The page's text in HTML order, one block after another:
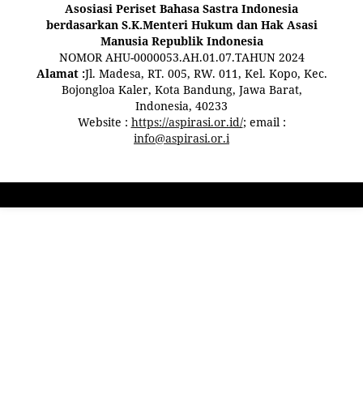
Asosiasi Periset Bahasa Sastra Indonesia
berdasarkan S.K.Menteri Hukum dan Hak Asasi
Manusia Republik Indonesia
NOMOR AHU-0000053.AH.01.07.TAHUN 2024
Alamat :Jl. Madesa, RT. 005, RW. 011, Kel. Kopo, Kec.
Bojongloa Kaler, Kota Bandung, Jawa Barat,
Indonesia, 40233
Website : https://aspirasi.or.id/; email :
info@aspirasi.or.i